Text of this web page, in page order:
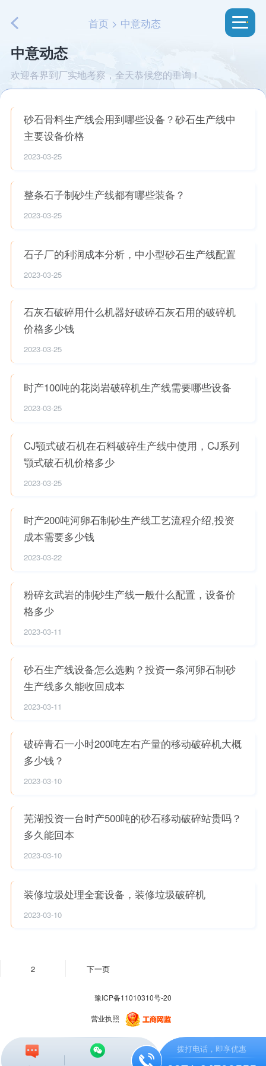
首页 > 中意动态
中意动态
欢迎各界到厂实地考察，全天恭候您的垂询！
砂石骨料生产线会用到哪些设备？砂石生产线中
主要设备价格
2023-03-25
整条石子制砂生产线都有哪些装备？
2023-03-25
石子厂的利润成本分析，中小型砂石生产线配置
2023-03-25
石灰石破碎用什么机器好破碎石灰石用的破碎机
价格多少钱
2023-03-25
时产100吨的花岗岩破碎机生产线需要哪些设备
2023-03-25
CJ颚式破石机在石料破碎生产线中使用，CJ系列
颚式破石机价格多少
2023-03-25
时产200吨河卵石制砂生产线工艺流程介绍,投资
成本需要多少钱
2023-03-22
粉碎玄武岩的制砂生产线一般什么配置，设备价
格多少
2023-03-11
砂石生产线设备怎么选购？投资一条河卵石制砂
生产线多久能收回成本
2023-03-11
破碎青石一小时200吨左右产量的移动破碎机大概
多少钱？
2023-03-10
芜湖投资一台时产500吨的砂石移动破碎站贵吗？
多久能回本
2023-03-10
装修垃圾处理全套设备，装修垃圾破碎机
2023-03-10
2 下一页
豫ICP备11010310号-20
营业执照
拨打电话，即享优惠